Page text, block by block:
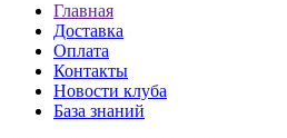
Главная
Доставка
Оплата
Контакты
Новости клуба
База знаний